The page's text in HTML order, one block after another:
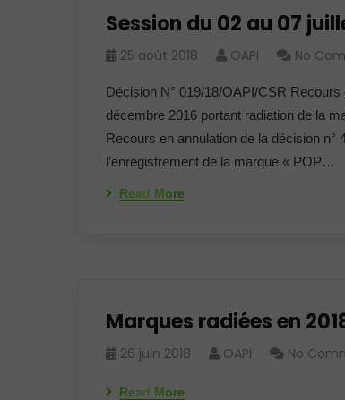
Session du 02 au 07
25 août 2018 OAPI No
Décision N° 019/18/OAPI/CSR
décembre 2016 portant radiation de la
Recours en annulation de la décision
l’enregistrement de la marque « POP…
Read More
Marques radiées en
26 juin 2018 OAPI No
Read More